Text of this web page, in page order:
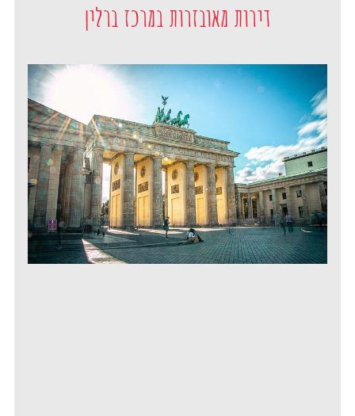
דירות מאובזרות במרכז ברלין